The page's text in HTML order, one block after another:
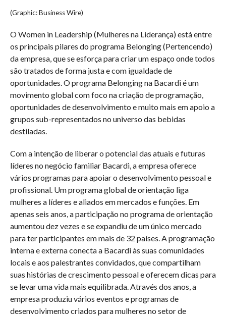
(Graphic: Business Wire)
O Women in Leadership (Mulheres na Liderança) está entre
os principais pilares do programa Belonging (Pertencendo)
da empresa, que se esforça para criar um espaço onde todos
são tratados de forma justa e com igualdade de
oportunidades. O programa Belonging na Bacardi é um
movimento global com foco na criação de programação,
oportunidades de desenvolvimento e muito mais em apoio a
grupos sub-representados no universo das bebidas
destiladas.
Com a intenção de liberar o potencial das atuais e futuras
líderes no negócio familiar Bacardi, a empresa oferece
vários programas para apoiar o desenvolvimento pessoal e
profissional. Um programa global de orientação liga
mulheres a líderes e aliados em mercados e funções. Em
apenas seis anos, a participação no programa de orientação
aumentou dez vezes e se expandiu de um único mercado
para ter participantes em mais de 32 países. A programação
interna e externa conecta a Bacardi às suas comunidades
locais e aos palestrantes convidados, que compartilham
suas histórias de crescimento pessoal e oferecem dicas para
se levar uma vida mais equilibrada. Através dos anos, a
empresa produziu vários eventos e programas de
desenvolvimento criados para mulheres no setor de